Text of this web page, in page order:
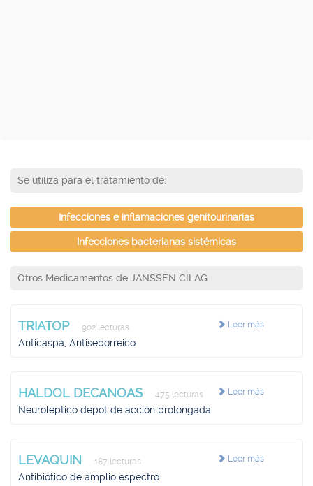
Se utiliza para el tratamiento de:
Infecciones e inflamaciones genitourinarias
Infecciones bacterianas sistémicas
Otros Medicamentos de JANSSEN CILAG
Leer más
TRIATOP 902 lecturas
Anticaspa, Antiseborreico
Leer más
HALDOL DECANOAS 475 lecturas
Neuroléptico depot de acción prolongada
Leer más
LEVAQUIN 187 lecturas
Antibiótico de amplio espectro